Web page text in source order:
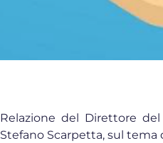
Relazione del Direttore del
Stefano Scarpetta, sul tema